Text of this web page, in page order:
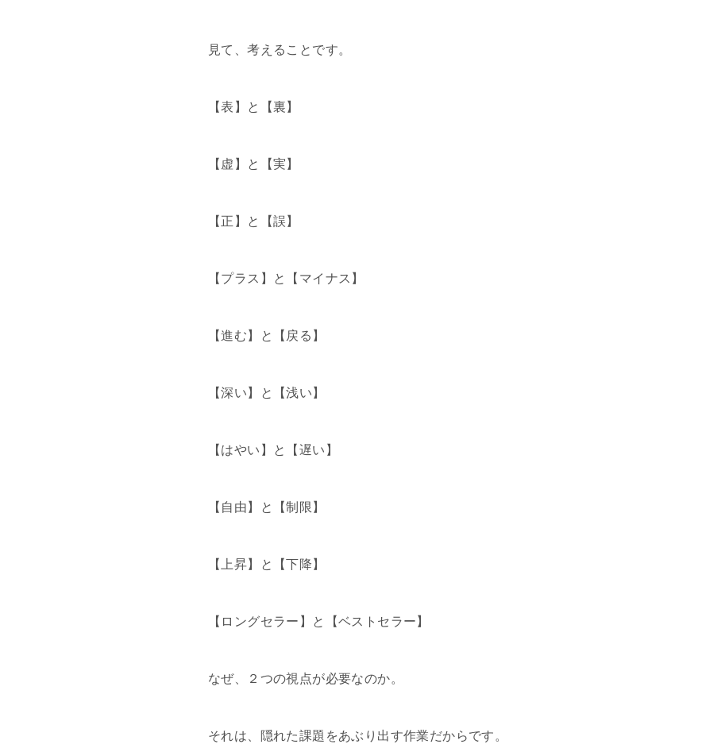
見て、考えることです。
【表】と【裏】
【虚】と【実】
【正】と【誤】
【プラス】と【マイナス】
【進む】と【戻る】
【深い】と【浅い】
【はやい】と【遅い】
【自由】と【制限】
【上昇】と【下降】
【ロングセラー】と【ベストセラー】
なぜ、２つの視点が必要なのか。
それは、隠れた課題をあぶり出す作業だからです。